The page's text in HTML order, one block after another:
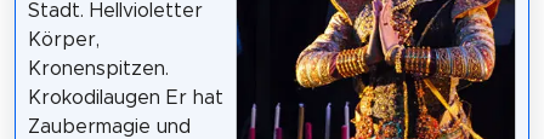
Stadt. Hellvioletter
Körper,
Kronenspitzen.
Krokodilaugen Er hat
Zaubermagie und